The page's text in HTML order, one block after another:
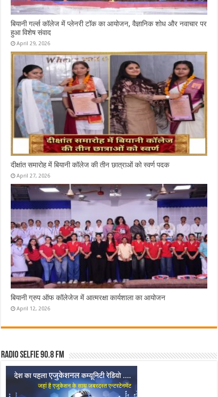
बियानी गर्ल्स कॉलेज में प्लेनरी टॉक का आयोजन, वैज्ञानिक शोध और नवाचार पर
हुआ विशेष संवाद
April 29, 2026
दीक्षांत समारोह में बियानी कॉलेज की तीन छात्राओं को स्वर्ण पदक
April 27, 2026
बियानी ग्रुप ऑफ कॉलेजेज में आत्मरक्षा कार्यशाला का आयोजन
April 12, 2026
Radio Selfie 90.8 FM